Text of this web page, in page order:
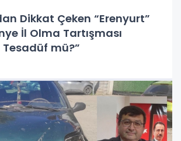
Dikkat Çeken “Erenyurt”
İl Olma Tartışması
Tesadüf mü?”